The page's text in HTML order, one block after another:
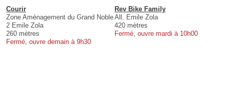
Courir
Zone Aménagement du Grand Noble
2 Emile Zola
260 mètres
Fermé, ouvre demain à 9h30
Rev Bike Family
All. Emile Zola
420 mètres
Fermé, ouvre mardi à 10h00